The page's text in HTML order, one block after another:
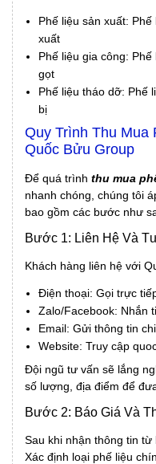
Phế liệu sản xuất:
xuất
Phế liệu gia công:
gọt
Phế liệu tháo dỡ: Phế
bị
Quy Trình Thu Mua
Quốc Bửu Group
Để quá trình thu mua
nhanh chóng, chúng tôi
bao gồm các bước như
Bước 1: Liên Hệ Và
Khách hàng liên hệ với
Điện thoại: Gọi trực
Zalo/Facebook: Nhắn
Email: Gửi thông tin
Website: Truy cập
Đội ngũ tư vấn sẽ lắng
số lượng, địa điểm để
Bước 2: Báo Giá Và
Sau khi nhận thông tin
Xác định loại phế liệu